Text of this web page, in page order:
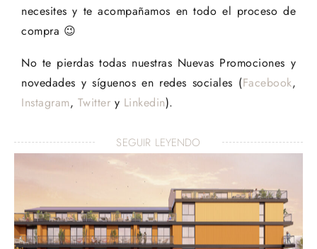
necesites y te acompañamos en todo el proceso de
compra 😉
No te pierdas todas nuestras Nuevas Promociones y
novedades y síguenos en redes sociales (Facebook,
Instagram, Twitter y Linkedin).
SEGUIR LEYENDO